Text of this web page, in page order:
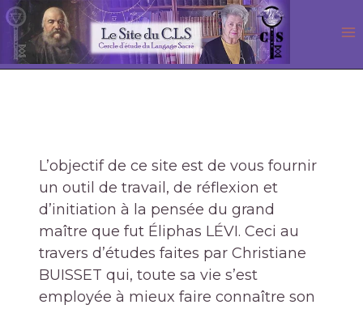
Aller
au
contenu
L’objectif de ce site est de vous fournir
un outil de travail, de réflexion et
d’initiation à la pensée du grand
maître que fut Éliphas LÉVI. Ceci au
travers d’études faites par Christiane
BUISSET qui, toute sa vie s’est
employée à mieux faire connaître son